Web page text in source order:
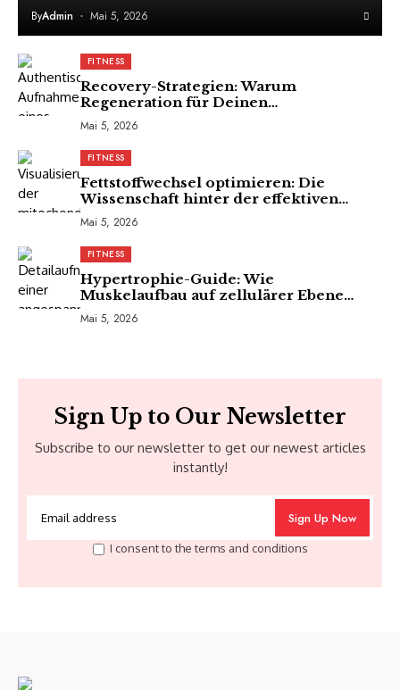
ByAdmin Mai 5, 2026
FITNESS
Recovery-Strategien: Warum
Regeneration für Deinen
Trainingserfolg entscheidend ist
Mai 5, 2026
FITNESS
Fettstoffwechsel optimieren: Die
Wissenschaft hinter der effektiven
Fettverbrennung
Mai 5, 2026
FITNESS
Hypertrophie-Guide: Wie
Muskelaufbau auf zellulärer Ebene
funktioniert
Mai 5, 2026
Sign Up to Our Newsletter
Subscribe to our newsletter to get our newest articles
instantly!
I consent to the terms and conditions